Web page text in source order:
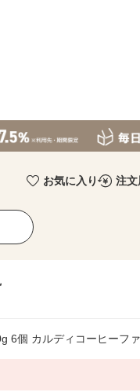
お気に入り 注文
6個 カルディコーヒーフ